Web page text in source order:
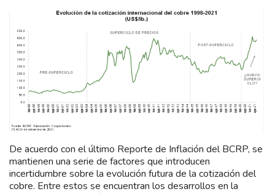
De acuerdo con el último Reporte de Inflación del BCRP, se
mantienen una serie de factores que introducen
incertidumbre sobre la evolución futura de la cotización del
cobre. Entre estos se encuentran los desarrollos en la